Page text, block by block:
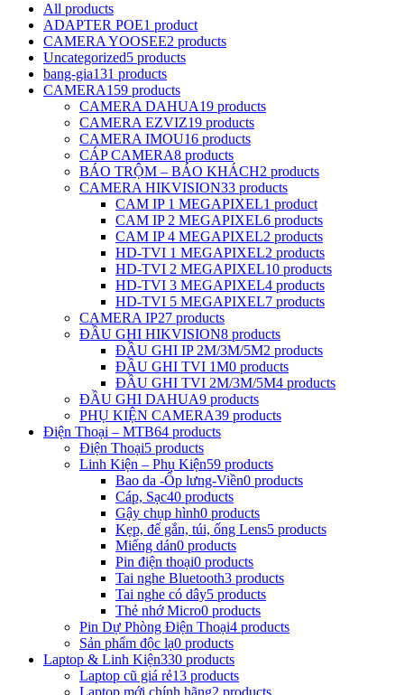
All products
ADAPTER POE1 product
CAMERA YOOSEE2 products
Uncategorized5 products
bang-gia131 products
CAMERA159 products
CAMERA DAHUA19 products
CAMERA EZVIZ19 products
CAMERA IMOU16 products
CÁP CAMERA8 products
BÁO TRỘM – BÁO KHÁCH2 products
CAMERA HIKVISION33 products
CAM IP 1 MEGAPIXEL1 product
CAM IP 2 MEGAPIXEL6 products
CAM IP 4 MEGAPIXEL2 products
HD-TVI 1 MEGAPIXEL2 products
HD-TVI 2 MEGAPIXEL10 products
HD-TVI 3 MEGAPIXEL4 products
HD-TVI 5 MEGAPIXEL7 products
CAMERA IP27 products
ĐẦU GHI HIKVISION8 products
ĐẦU GHI IP 2M/3M/5M2 products
ĐẦU GHI TVI 1M0 products
ĐẦU GHI TVI 2M/3M/5M4 products
ĐẦU GHI DAHUA9 products
PHỤ KIỆN CAMERA39 products
Điện Thoại – MTB64 products
Điện Thoại5 products
Linh Kiện – Phụ Kiện59 products
Bao da -Ốp lưng-Viền0 products
Cáp, Sạc40 products
Gậy chụp hình0 products
Kẹp, đế gắn, túi, ống Lens5 products
Miếng dán0 products
Pin điện thoại0 products
Tai nghe Bluetooth3 products
Tai nghe có dây5 products
Thẻ nhớ Micro0 products
Pin Dự Phòng Điện Thoại4 products
Sản phẩm độc lạ0 products
Laptop & Linh Kiện330 products
Laptop cũ giá rẻ13 products